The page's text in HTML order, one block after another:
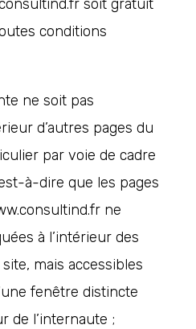
soit gratuit
conditions
ne soit pas
d’autres pages du
par voie de cadre
à-dire que les pages
ne
à l’intérieur des
mais accessibles
fenêtre distincte
de l’internaute ;